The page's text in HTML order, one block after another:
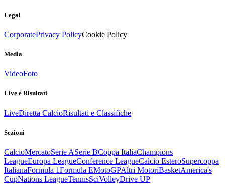
Legal
CorporatePrivacy PolicyCookie Policy
Media
VideoFoto
Live e Risultati
LiveDiretta CalcioRisultati e Classifiche
Sezioni
CalcioMercatoSerie ASerie BCoppa ItaliaChampions
LeagueEuropa LeagueConference LeagueCalcio EsteroSupercoppa
ItalianaFormula 1Formula EMotoGPAltri MotoriBasketAmerica's
CupNations LeagueTennisSciVolleyDrive UP